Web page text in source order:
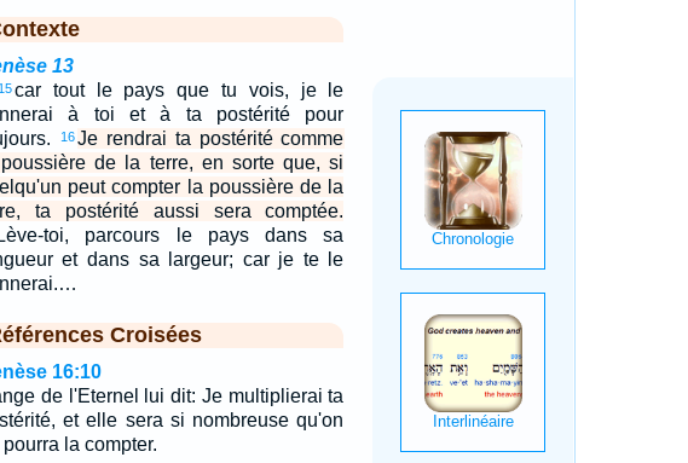
13
15car tout le pays que tu vois, je le
à toi et à ta postérité pour
16Je rendrai ta postérité comme
poussière de la terre, en sorte que, si
peut compter la poussière de la
ta postérité aussi sera comptée.
Lève-toi, parcours le pays dans sa
et dans sa largeur; car je te le
Croisées
16:10
de l'Eternel lui dit: Je multiplierai ta
et elle sera si nombreuse qu'on
pourra la compter.